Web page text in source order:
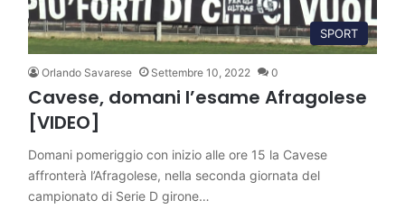
SPORT
Orlando Savarese Settembre 10, 2022 0
Cavese, domani l’esame Afragolese
[VIDEO]
Domani pomeriggio con inizio alle ore 15 la Cavese
affronterà l’Afragolese, nella seconda giornata del
campionato di Serie D girone…